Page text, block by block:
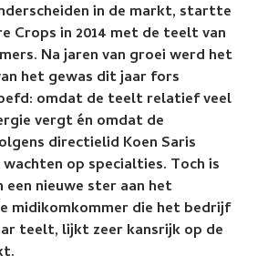
in de markt, startte
Crops in 2014 met de teelt van
Na jaren van groei werd het
het gewas dit jaar fors
omdat de teelt relatief veel
vergt én omdat de
directielid Koen Saris
op specialties. Toch is
een nieuwe ster aan het
midikomkommer die het bedrijf
teelt, lijkt zeer kansrijk op de